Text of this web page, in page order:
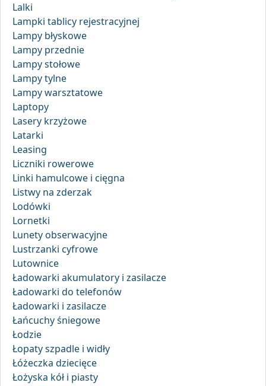
Lalki
Lampki tablicy rejestracyjnej
Lampy błyskowe
Lampy przednie
Lampy stołowe
Lampy tylne
Lampy warsztatowe
Laptopy
Lasery krzyżowe
Latarki
Leasing
Liczniki rowerowe
Linki hamulcowe i cięgna
Listwy na zderzak
Lodówki
Lornetki
Lunety obserwacyjne
Lustrzanki cyfrowe
Lutownice
Ładowarki akumulatory i zasilacze
Ładowarki do telefonów
Ładowarki i zasilacze
Łańcuchy śniegowe
Łodzie
Łopaty szpadle i widły
Łóżeczka dziecięce
Łożyska kół i piasty